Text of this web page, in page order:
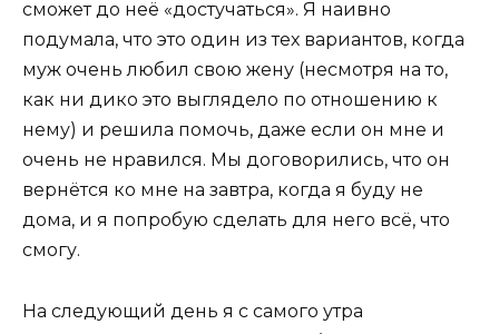
сможет до неё «достучаться». Я наивно
подумала, что это один из тех вариантов, когда
муж очень любил свою жену (несмотря на то,
как ни дико это выглядело по отношению к
нему) и решила помочь, даже если он мне и
очень не нравился. Мы договорились, что он
вернётся ко мне на завтра, когда я буду не
дома, и я попробую сделать для него всё, что
смогу.
На следующий день я с самого утра